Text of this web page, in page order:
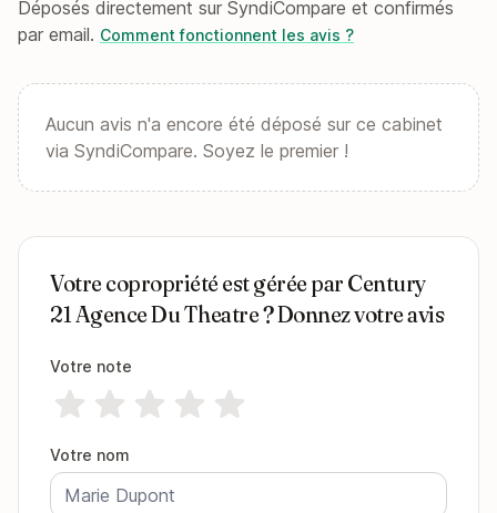
Déposés directement sur SyndiCompare et confirmés
par email. Comment fonctionnent les avis ?
Aucun avis n'a encore été déposé sur ce cabinet
via SyndiCompare. Soyez le premier !
Votre copropriété est gérée par Century
21 Agence Du Theatre ? Donnez votre avis
Votre note
Votre nom